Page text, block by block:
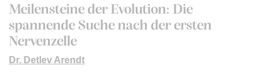
Meilensteine der Evolution: Die
spannende Suche nach der ersten
Nervenzelle
Dr. Detlev Arendt